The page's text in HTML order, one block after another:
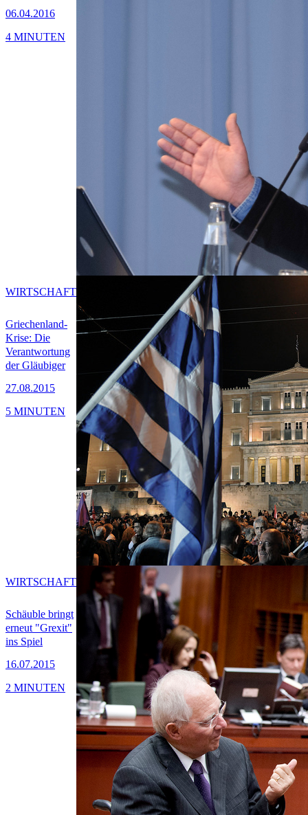
06.04.2016
4 MINUTEN
Griechenland-
Krise: Die
Verantwortung
der Gläubiger
27.08.2015
WIRTSCHAFT
5 MINUTEN
Schäuble bringt
erneut "Grexit"
ins Spiel
16.07.2015
WIRTSCHAFT
2 MINUTEN